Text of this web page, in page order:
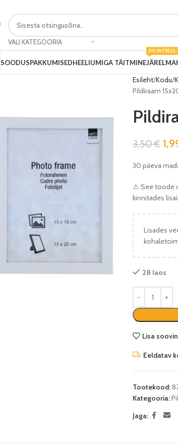
VALI KATEGOORIA
SOODUSPAKKUMISEDHEELIUMIGA TÄITMINE
0% INTRESS,
Esileht Kodu
Pildiraam
3,50€
30 päeva
⚠ See toode
kinnitades
Lisades
28 laos
Lisa
Eeldatav
Tootekood:
Kategooria:
Jaga: